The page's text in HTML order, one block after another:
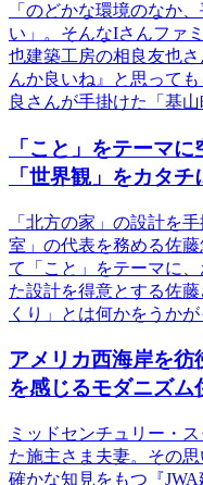
「のどかな環境のなか
い」。そんなIさんファ
也建築工房の相良友也
んか良いね』と思って
良さんが手掛けた「基
「こと」をテーマ
「世界観」をカタチ
「北方の家」の設計を
室」の代表を務める佐
て「こと」をテーマに
た設計を得意とする佐
くり」とは何かをうかが
アメリカ西海岸を彷
を感じるモダニズム
ミッドセンチュリー・
た施主さま夫妻。その
確かな知見をもつ『